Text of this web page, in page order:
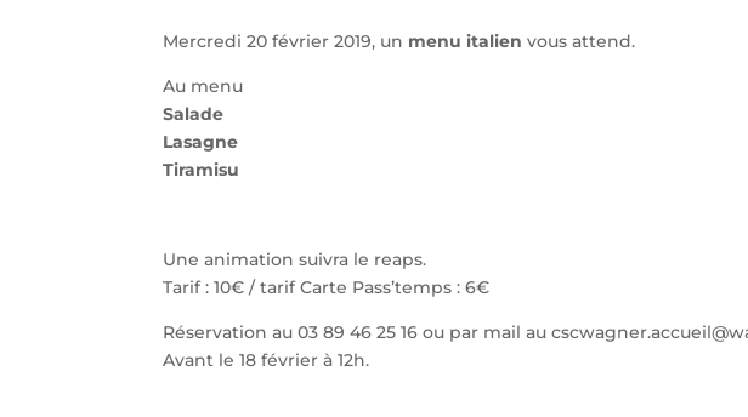
Mercredi 20 février 2019, un menu italien vous attend.
Au menu
Salade
Lasagne
Tiramisu
Une animation suivra le reaps.
Tarif : 10€ / tarif Carte Pass’temps : 6€
Réservation au 03 89 46 25 16 ou par mail au
Avant le 18 février à 12h.